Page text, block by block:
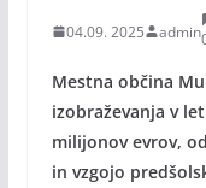
04.09. 2025 admin
Mestna občina
izobraževanja v
milijonov evrov,
in vzgojo